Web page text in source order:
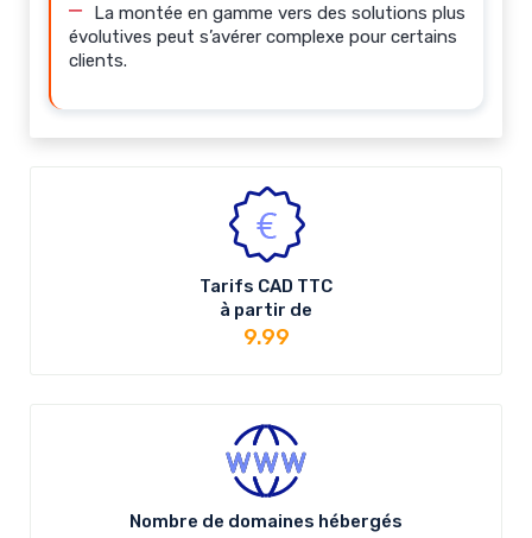
La montée en gamme vers des solutions plus
évolutives peut s’avérer complexe pour certains
clients.
Tarifs CAD TTC
à partir de
9.99
Nombre de domaines hébergés